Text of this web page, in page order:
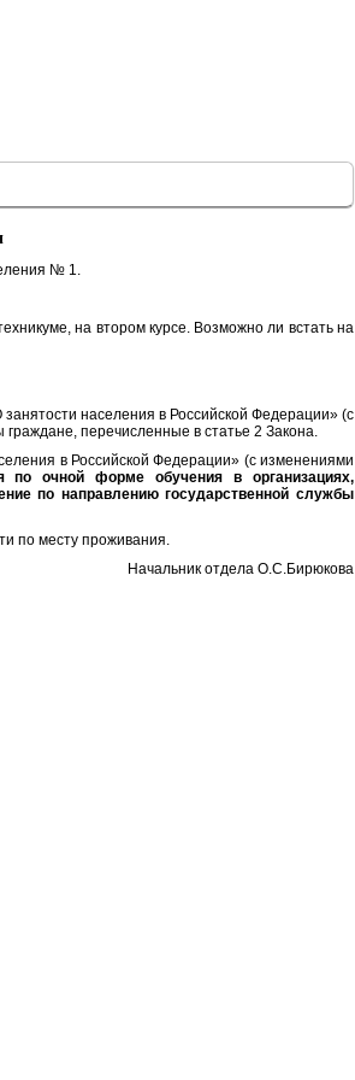
№ 1.
на втором курсе. Возможно ли встать на
населения в Российской Федерации» (с
перечисленные в статье 2 Закона.
в Российской Федерации» (с изменениями
по очной форме обучения в организациях,
по направлению государственной службы
по месту проживания.
Начальник отдела О.С.Бирюкова